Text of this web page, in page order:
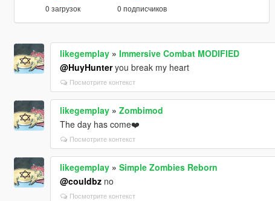
0 загрузок 0 подписчиков
likegemplay» Immersive Combat MODIFIED
@HuyHunteryou break my heart
Посмотрите контекст
likegemplay» Zombimod
The day has come❤️
Посмотрите контекст
likegemplay» Simple Zombies Reborn
@couldbzno
Посмотрите контекст